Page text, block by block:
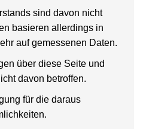
sind davon nicht
basieren allerdings in
auf gemessenen Daten.
über diese Seite und
davon betroffen.
für die daraus